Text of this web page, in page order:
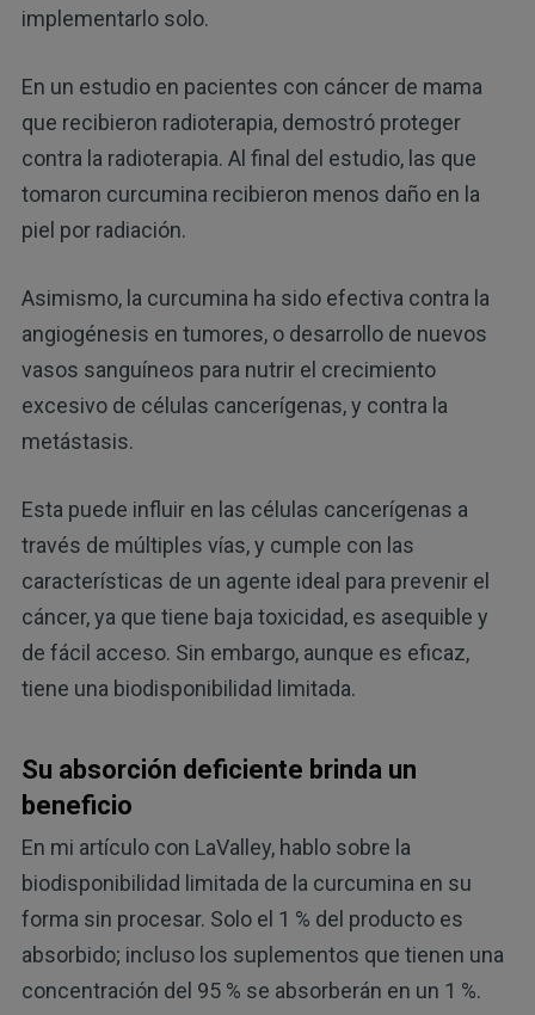
implementarlo solo.
En un estudio en pacientes con cáncer de mama
que recibieron radioterapia, demostró proteger
contra la radioterapia. Al final del estudio, las que
tomaron curcumina recibieron menos daño en la
piel por radiación.
Asimismo, la curcumina ha sido efectiva contra la
angiogénesis en tumores, o desarrollo de nuevos
vasos sanguíneos para nutrir el crecimiento
excesivo de células cancerígenas, y contra la
metástasis.
Esta puede influir en las células cancerígenas a
través de múltiples vías, y cumple con las
características de un agente ideal para prevenir el
cáncer, ya que tiene baja toxicidad, es asequible y
de fácil acceso. Sin embargo, aunque es eficaz,
tiene una biodisponibilidad limitada.
Su absorción deficiente brinda un
beneficio
En mi artículo con LaValley, hablo sobre la
biodisponibilidad limitada de la curcumina en su
forma sin procesar. Solo el 1 % del producto es
absorbido; incluso los suplementos que tienen una
concentración del 95 % se absorberán en un 1 %.